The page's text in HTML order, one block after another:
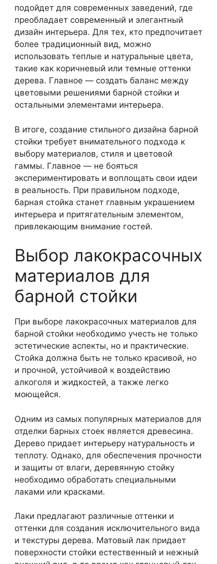
подойдет для современных заведений, где
преобладает современный и элегантный
дизайн интерьера. Для тех, кто предпочитает
более традиционный вид, можно
использовать теплые и натуральные цвета,
такие как коричневый или темные оттенки
дерева. Главное — создать баланс между
цветовыми решениями барной стойки и
остальными элементами интерьера.
В итоге, создание стильного дизайна барной
стойки требует внимательного подхода к
выбору материалов, стиля и цветовой
гаммы. Главное — не бояться
экспериментировать и воплощать свои идеи
в реальность. При правильном подходе,
барная стойка станет главным украшением
интерьера и притягательным элементом,
привлекающим внимание гостей.
Выбор лакокрасочных
материалов для
барной стойки
При выборе лакокрасочных материалов для
барной стойки необходимо учесть не только
эстетические аспекты, но и практические.
Стойка должна быть не только красивой, но
и прочной, устойчивой к воздействию
алкоголя и жидкостей, а также легко
моющейся.
Одним из самых популярных материалов для
отделки барных стоек является древесина.
Дерево придает интерьеру натуральность и
теплоту. Однако, для обеспечения прочности
и защиты от влаги, деревянную стойку
необходимо обработать специальными
лаками или красками.
Лаки предлагают различные оттенки и
оттенки для создания исключительного вида
и текстуры дерева. Матовый лак придает
поверхности стойки естественный и нежный